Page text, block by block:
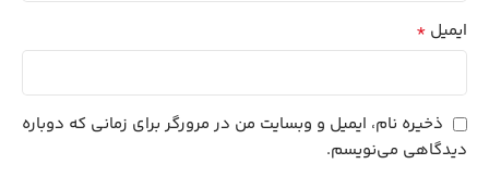
ایمیل *
ذخیره نام، ایمیل و وبسایت من در مرورگر برای زمانی که دوباره
دیدگاهی می‌نویسم.